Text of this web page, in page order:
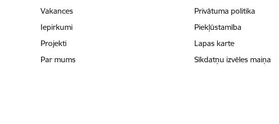
Vakances
Iepirkumi
Projekti
Par mums
Privātuma politika
Piekļūstamība
Lapas karte
Sīkdatņu izvēles maiņa